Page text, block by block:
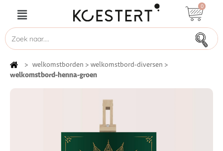
0
> welkomstborden > welkomstbord-diversen >
welkomstbord-henna-groen